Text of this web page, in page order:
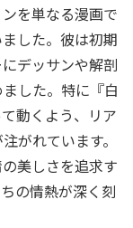
を単なる漫画で
した。彼は初期
デッサンや解剖
した。特に『白
動くよう、リア
がれています。
美しさを追求す
の情熱が深く刻